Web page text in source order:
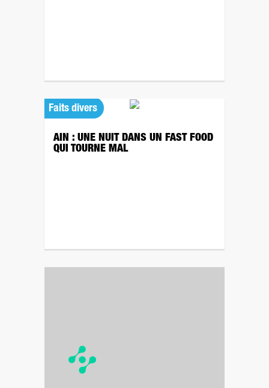
Faits divers
AIN : UNE NUIT DANS UN FAST FOOD
QUI TOURNE MAL